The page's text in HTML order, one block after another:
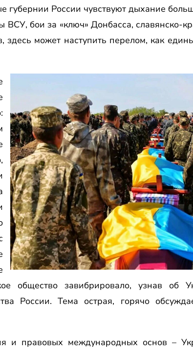
губернии России чувствуют дыхание
ВСУ, бои за «ключ» Донбасса, славянско-
здесь может наступить перелом, как
общество завибрировало, узнав об
России. Тема острая, горячо
и правовых международных основ –